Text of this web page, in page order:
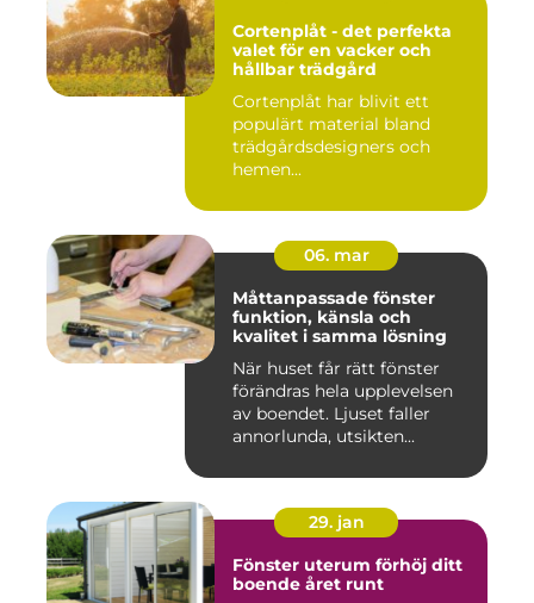
Cortenplåt - det perfekta
valet för en vacker och
hållbar trädgård
Cortenplåt har blivit ett
populärt material bland
trädgårdsdesigners och
hemen...
06. mar
Måttanpassade fönster
funktion, känsla och
kvalitet i samma lösning
När huset får rätt fönster
förändras hela upplevelsen
av boendet. Ljuset faller
annorlunda, utsikten...
29. jan
Fönster uterum förhöj ditt
boende året runt